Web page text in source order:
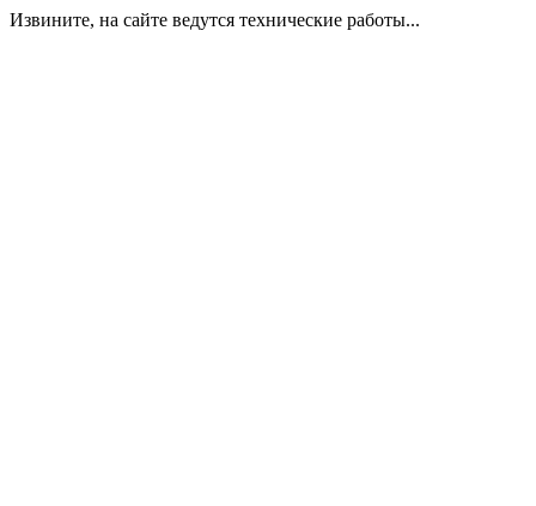
Извините, на сайте ведутся технические работы...